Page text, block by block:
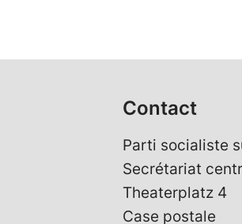
Contact
Parti socialiste
Secrétariat
Theaterplatz 4
Case postale